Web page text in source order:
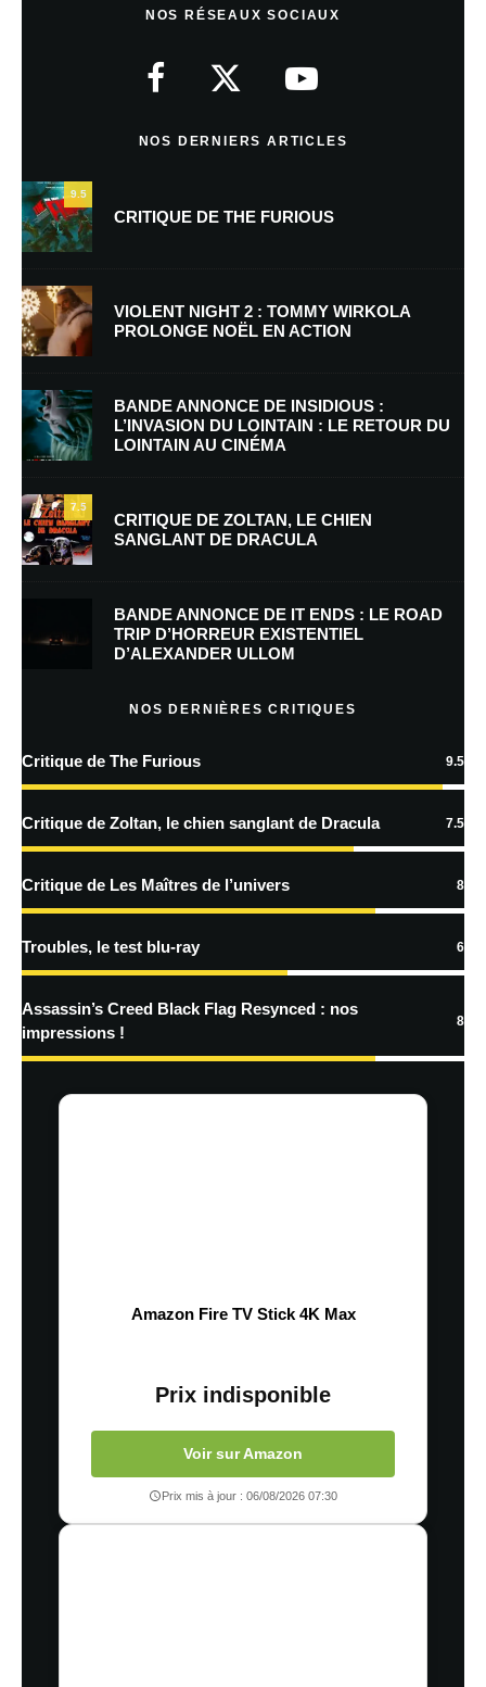
Nom*
E-mail* Site web
Enregistrer mon nom, mon e-mail et mon site dans le navigateur pour
mon prochain commentaire.
Prévenez-moi de tous les nouveaux commentaires par e-mail.
En savoir
traitées
NOS RÉSEAUX SOCIAUX
NOS DERNIERS ARTICLES
9.5
CRITIQUE DE THE FURIOUS
VIOLENT NIGHT 2 : TOMMY WIRKOLA
PROLONGE NOËL EN ACTION
BANDE ANNONCE DE INSIDIOUS :
L’INVASION DU LOINTAIN : LE RETOUR DU
LOINTAIN AU CINÉMA
7.5
CRITIQUE DE ZOLTAN, LE CHIEN
SANGLANT DE DRACULA
BANDE ANNONCE DE IT ENDS : LE ROAD
TRIP D’HORREUR EXISTENTIEL
D’ALEXANDER ULLOM
NOS DERNIÈRES CRITIQUES
Critique de The Furious 9.5
Critique de Zoltan, le chien sanglant de Dracula 7.5
Critique de Les Maîtres de l’univers 8
Troubles, le test blu-ray 6
Assassin’s Creed Black Flag Resynced : nos
impressions !
8
Amazon Fire TV Stick 4K Max
Prix indisponible
Voir sur Amazon
Prix mis à jour : 06/08/2026 07:30